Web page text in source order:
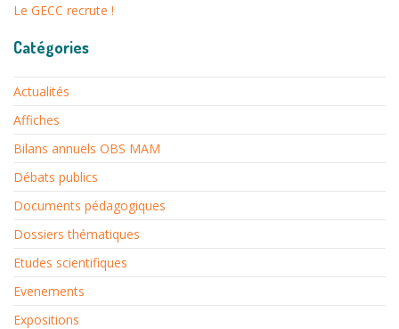
Le GECC recrute !
Catégories
Actualités
Affiches
Bilans annuels OBS MAM
Débats publics
Documents pédagogiques
Dossiers thématiques
Etudes scientifiques
Evenements
Expositions